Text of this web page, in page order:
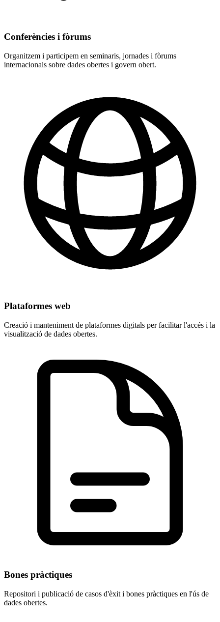
Conferències i fòrums
Organitzem i participem en seminaris, jornades i fòrums
internacionals sobre dades obertes i govern obert.
Plataformes web
Creació i manteniment de plataformes digitals per facilitar l'accés i la
visualització de dades obertes.
Bones pràctiques
Repositori i publicació de casos d'èxit i bones pràctiques en l'ús de
dades obertes.